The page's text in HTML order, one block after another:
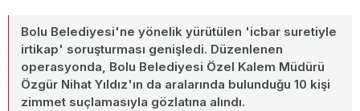
Bolu Belediyesi'ne yönelik yürütülen 'icbar suretiyle
irtikap' soruşturması genişledi. Düzenlenen
operasyonda, Bolu Belediyesi Özel Kalem Müdürü
Özgür Nihat Yıldız'ın da aralarında bulunduğu 10 kişi
zimmet suçlamasıyla gözlatına alındı.